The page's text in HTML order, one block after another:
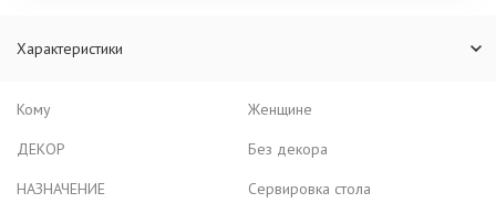
Характеристики
Кому
Женщине
ДЕКОР
Без декора
НАЗНАЧЕНИЕ
Сервировка стола